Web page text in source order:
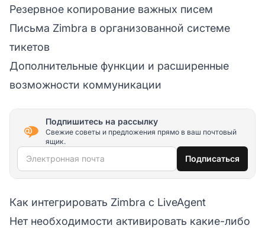
Резервное копирование важных писем
Письма Zimbra в организованной системе
тикетов
Дополнительные функции и расширенные
возможности коммуникации
Подпишитесь на рассылку
Свежие советы и предложения прямо в ваш почтовый
ящик.
Электронная почта Подписаться
Как интегрировать Zimbra с LiveAgent
Нет необходимости активировать какие-либо